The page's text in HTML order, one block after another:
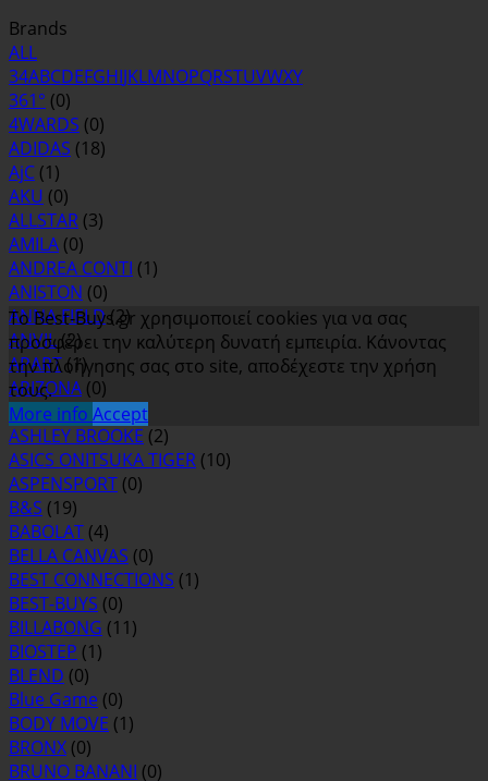
Brands
ALL
34ABCDEFGHIJKLMNOPQRSTUVWXY
361° (0)
4WARDS (0)
ADIDAS (18)
AjC (1)
AKU (0)
ALLSTAR (3)
AMILA (0)
ANDREA CONTI (1)
ANISTON (0)
ANNA FIELD(2)
ANVIL(2)
APART(1)
ARIZONA (0)
ASH(0)
ASHLEY BROOKE (2)
ASICS ONITSUKA TIGER (10)
ASPENSPORT (0)
B&S (19)
BABOLAT (4)
BELLA CANVAS (0)
BEST CONNECTIONS (1)
BEST-BUYS (0)
BILLABONG (11)
BIOSTEP (1)
BLEND (0)
Blue Game (0)
BODY MOVE (1)
BRONX (0)
BRUNO BANANI (0)
Το Best-Buys.gr χρησιμοποιεί cookies για να σας
προσφέρει την καλύτερη δυνατή εμπειρία. Κάνοντας
την πλοήγησης σας στο site, αποδέχεστε την χρήση
τους.
More info Accept